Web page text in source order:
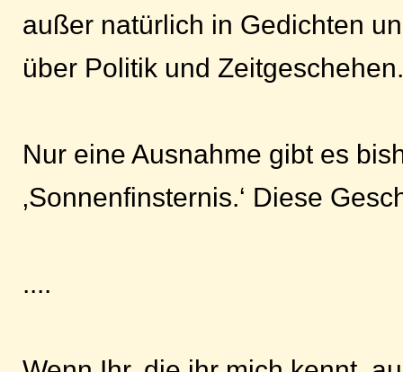
außer natürlich in Gedichten
über Politik und
Nur eine Ausnahme gibt es
‚Sonnenfinsternis.‘ Diese
....